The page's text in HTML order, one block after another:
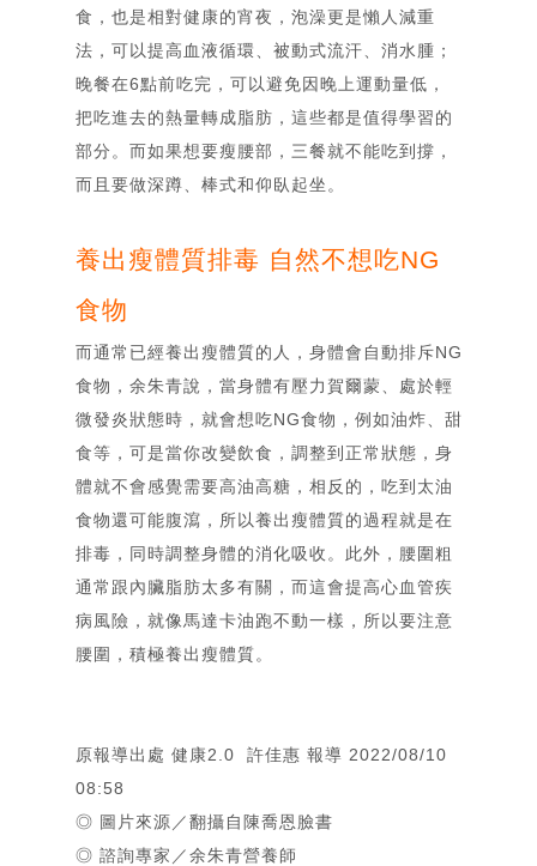
首頁
關「余」
About
部落格
Blog
Gallery
合作洽談
食，也是相對健康的宵夜，泡澡更是懶人減重
法，可以提高血液循環、被動式流汗、消水腫；
晚餐在6點前吃完，可以避免因晚上運動量低，
把吃進去的熱量轉成脂肪，這些都是值得學習的
部分。而如果想要瘦腰部，三餐就不能吃到撐，
而且要做深蹲、棒式和仰臥起坐。
養出瘦體質排毒 自然不想吃NG
食物
而通常已經養出瘦體質的人，身體會自動排斥NG
食物，余朱青說，當身體有壓力賀爾蒙、處於輕
微發炎狀態時，就會想吃NG食物，例如油炸、甜
食等，可是當你改變飲食，調整到正常狀態，身
體就不會感覺需要高油高糖，相反的，吃到太油
食物還可能腹瀉，所以養出瘦體質的過程就是在
排毒，同時調整身體的消化吸收。此外，腰圍粗
通常跟內臟脂肪太多有關，而這會提高心血管疾
病風險，就像馬達卡油跑不動一樣，所以要注意
腰圍，積極養出瘦體質。
原報導出處 健康2.0 許佳惠 報導 2022/08/10
08:58
◎ 圖片來源／翻攝自 陳喬恩 臉書
◎ 諮詢專家／余朱青營養師